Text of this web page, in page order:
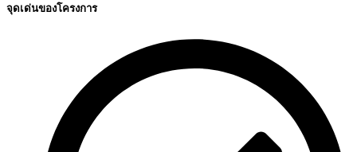
จุดเด่นของโครงการ